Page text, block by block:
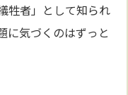
牲者」として知られ
に気づくのはずっと